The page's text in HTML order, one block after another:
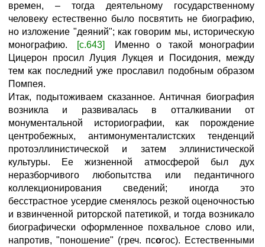
времен, – тогда деятельному государственному
человеку естественно было посвятить не биографию,
но изложение "деяний"; как говорим мы, историческую
монографию.
[с.643]
Именно о такой монографии
Цицерон просил Луция Лукцея и Посидония, между
тем как последний уже прославил подобным образом
Помпея.
Итак, подытоживаем сказанное. Античная биография
возникла и развивалась в отталкивании от
монументальной историографии, как порождение
центробежных, антимонументалистских тенденций
протоэллинистической и затем эллинистической
культуры. Ее жизненной атмосферой был дух
неразборчивого любопытства или педантичного
коллекционирования сведений; иногда это
бесстрастное усердие сменялось резкой оценочностью
и взвинченной риторской патетикой, и тогда возникало
биографически оформленное похвальное слово или,
напротив, "поношение" (греч. псогос). Естественными